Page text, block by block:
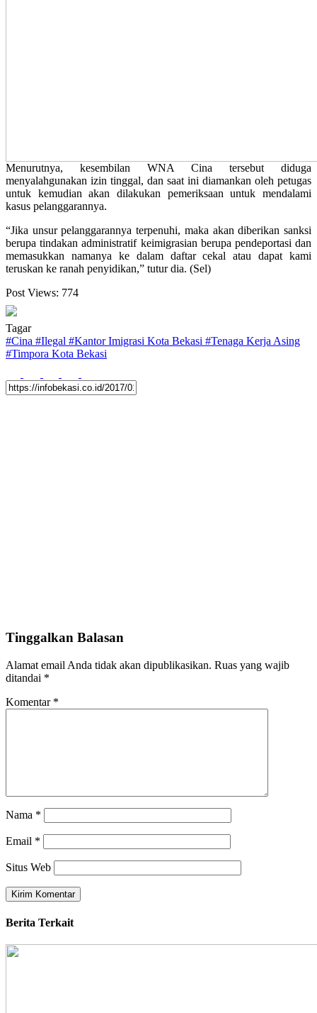
Menurutnya, kesembilan WNA Cina tersebut diduga
menyalahgunakan izin tinggal, dan saat ini diamankan oleh petugas
untuk kemudian akan dilakukan pemeriksaan untuk mendalami
kasus pelanggarannya.
“Jika unsur pelanggarannya terpenuhi, maka akan diberikan sanksi
berupa tindakan administratif keimigrasian berupa pendeportasi dan
memasukkan namanya ke dalam daftar cekal atau dapat kami
teruskan ke ranah penyidikan,” tutur dia. (Sel)
Post Views: 774
Tagar
#Cina #Ilegal #Kantor Imigrasi Kota Bekasi #Tenaga Kerja Asing
#Timpora Kota Bekasi
Tinggalkan Balasan
Alamat email Anda tidak akan dipublikasikan. Ruas yang wajib
ditandai *
Komentar *
Nama *
Email *
Situs Web
Berita Terkait